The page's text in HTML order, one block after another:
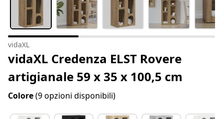
vidaXL
vidaXL Credenza ELST Rovere
artigianale 59 x 35 x 100,5 cm
Colore(9 opzioni disponibili)